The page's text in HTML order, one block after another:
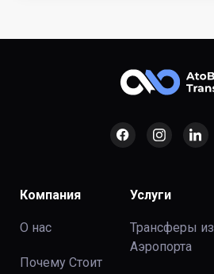
Компания
О нас
Почему Стоит
Услуги
Трансферы из
Аэропорта